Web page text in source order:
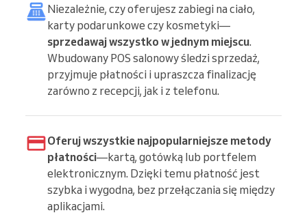
Niezależnie, czy oferujesz zabiegi na ciało,
karty podarunkowe czy kosmetyki—
sprzedawaj wszystko w jednym miejscu.
Wbudowany POS salonowy śledzi sprzedaż,
przyjmuje płatności i upraszcza finalizację
zarówno z recepcji, jak i z telefonu.
Oferuj wszystkie najpopularniejsze metody
płatności—kartą, gotówką lub portfelem
elektronicznym. Dzięki temu płatność jest
szybka i wygodna, bez przełączania się między
aplikacjami.